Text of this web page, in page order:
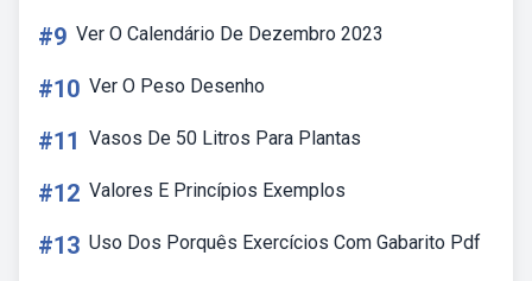
#9 Ver O Calendário De Dezembro 2023
#10 Ver O Peso Desenho
#11 Vasos De 50 Litros Para Plantas
#12 Valores E Princípios Exemplos
#13 Uso Dos Porquês Exercícios Com Gabarito Pdf